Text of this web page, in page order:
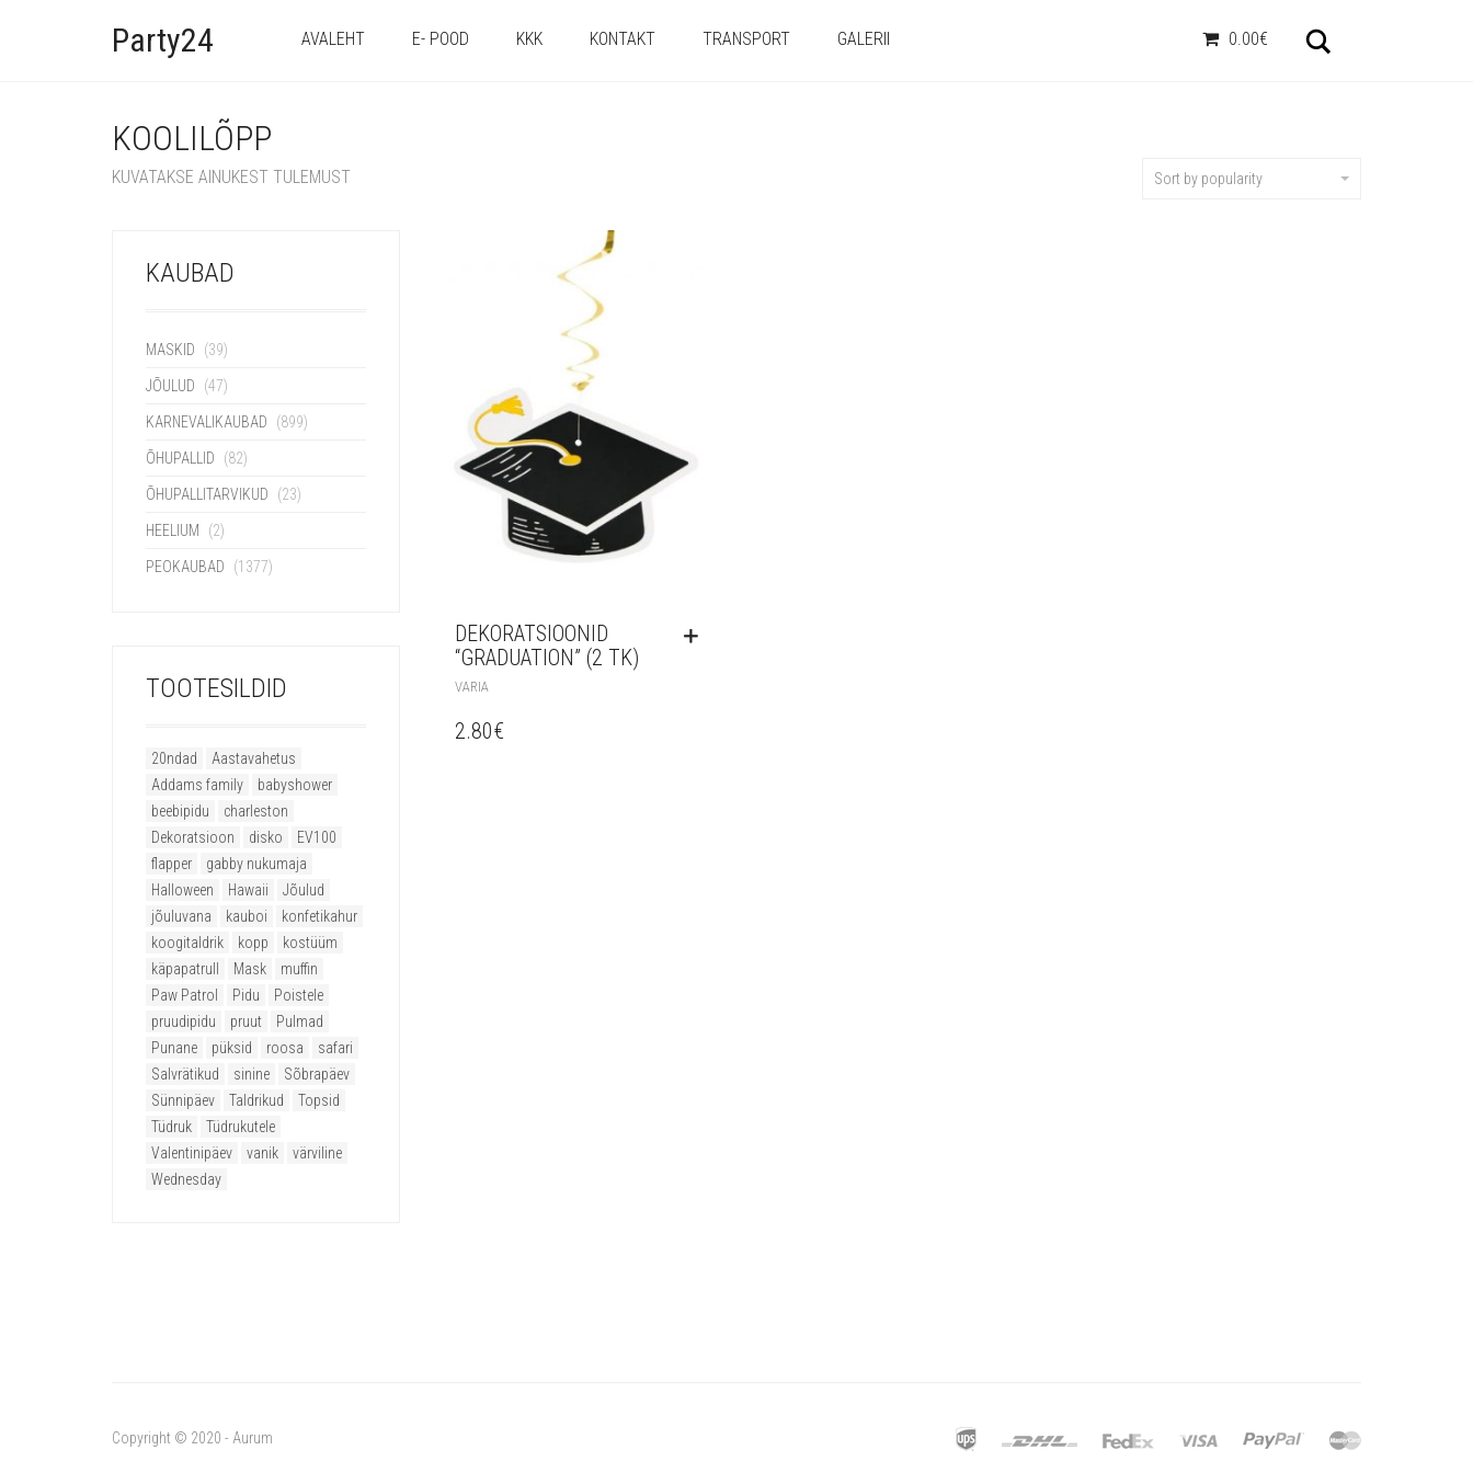
Party24 AVALEHT E- POOD KKK KONTAKT TRANSPORT GALERII 0.00€
KOOLILÕPP
KUVATAKSE AINUKEST TULEMUST Sort by popularity
KAUBAD
MASKID (39)
JÕULUD (47)
KARNEVALIKAUBAD (899)
ÕHUPALLID (82)
ÕHUPALLITARVIKUD (23)
HEELIUM (2)
PEOKAUBAD (1377)
TOOTESILDID
20ndad
Aastavahetus
Addams family
babyshower
beebipidu
charleston
Dekoratsioon
disko
EV100
flapper
gabby nukumaja
Halloween
Hawaii
Jõulud
jõuluvana
kauboi
konfetikahur
koogitaldrik
kopp
kostüüm
käpapatrull
Mask
muffin
Paw Patrol
Pidu
Poistele
pruudipidu
pruut
Pulmad
Punane
püksid roosa
safari
Salvrätikud
sinine
Sõbrapäev
Sünnipäev
Taldrikud
Topsid
Tüdruk
Tüdrukutele
Valentinipäev
vanik
värviline
Wednesday
DEKORATSIOONID
“GRADUATION” (2 TK)
VARIA
2.80€
Copyright © 2020 - Aurum